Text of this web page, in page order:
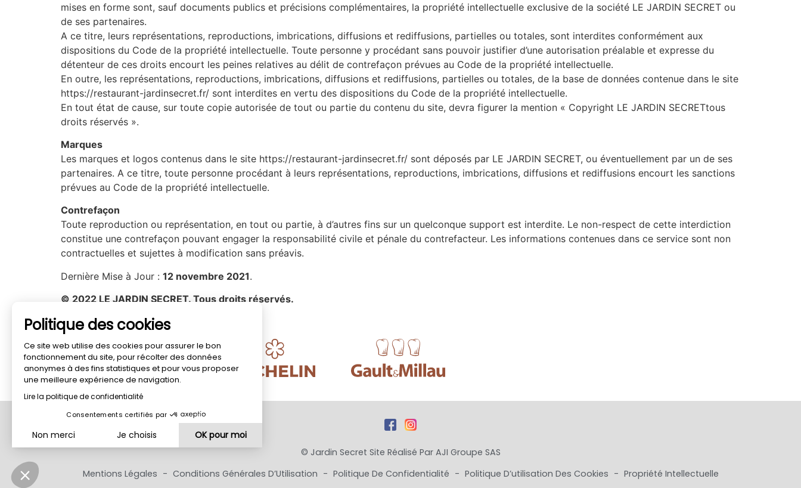
mises en forme sont, sauf documents publics et précisions complémentaires, la propriété intellectuelle exclusive de la société LE JARDIN SECRET ou
de ses partenaires.
A ce titre, leurs représentations, reproductions, imbrications, diffusions et rediffusions, partielles ou totales, sont interdites conformément aux
dispositions du Code de la propriété intellectuelle. Toute personne y procédant sans pouvoir justifier d’une autorisation préalable et expresse du
détenteur de ces droits encourt les peines relatives au délit de contrefaçon prévues au Code de la propriété intellectuelle.
En outre, les représentations, reproductions, imbrications, diffusions et rediffusions, partielles ou totales, de la base de données contenue dans le site
https://restaurant-jardinsecret.fr/ sont interdites en vertu des dispositions du Code de la propriété intellectuelle.
En tout état de cause, sur toute copie autorisée de tout ou partie du contenu du site, devra figurer la mention « Copyright LE JARDIN SECRETtous
droits réservés ».
Marques
Les marques et logos contenus dans le site https://restaurant-jardinsecret.fr/ sont déposés par LE JARDIN SECRET, ou éventuellement par un de ses
partenaires. A ce titre, toute personne procédant à leurs représentations, reproductions, imbrications, diffusions et rediffusions encourt les sanctions
prévues au Code de la propriété intellectuelle.
Contrefaçon
Toute reproduction ou représentation, en tout ou partie, à d’autres fins sur un quelconque support est interdite. Le non-respect de cette interdiction
constitue une contrefaçon pouvant engager la responsabilité civile et pénale du contrefacteur. Les informations contenues dans ce service sont non
contractuelles et sujettes à modification sans préavis.
Dernière Mise à Jour : 12 novembre 2021.
© 2022 LE JARDIN SECRET. Tous droits réservés.
© Jardin Secret Site Réalisé Par AJI Groupe SAS
Mentions Légales - Conditions Générales D’Utilisation - Politique De Confidentialité - Politique D’utilisation Des Cookies - Propriété Intellectuelle
Politique des cookies
Ce site web utilise des cookies pour assurer le bon
fonctionnement du site, pour récolter des données
anonymes à des fins statistiques et pour vous proposer
une meilleure expérience de navigation.
Lire la politique de confidentialité
Consentements certifiés par
Non merci Je choisis OK pour moi
Plateforme de Gestion du Consentement : Personnalisez vos Options
Notre plateforme vous permet d'adapter et de gérer vos paramètres de confidentialité, en garantissant la conformité avec les réglementations. Personnalisez vos préférences pour